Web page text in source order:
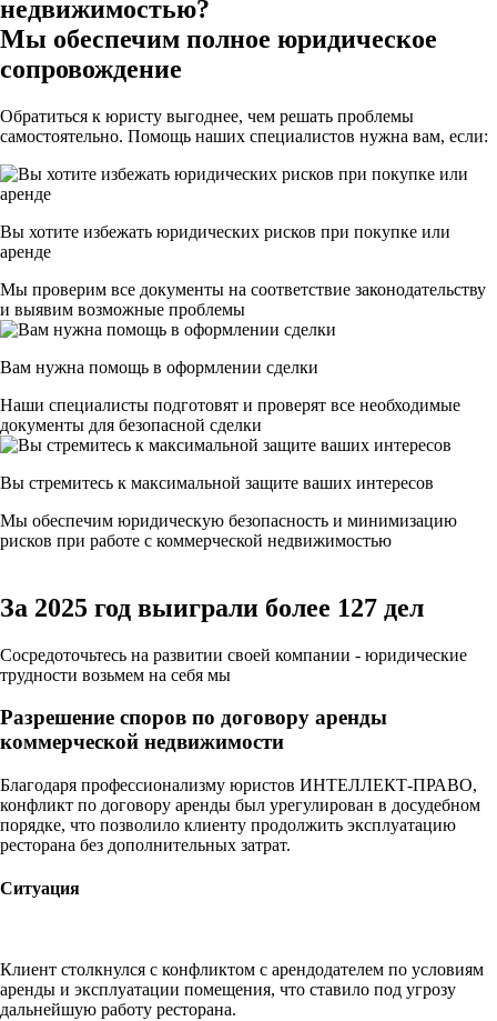
недвижимостью?
Мы обеспечим полное юридическое
сопровождение
Обратиться к юристу выгоднее, чем решать проблемы
самостоятельно. Помощь наших специалистов нужна вам, если:
Вы хотите избежать юридических рисков при покупке или
аренде
Мы проверим все документы на соответствие законодательству
и выявим возможные проблемы
Вам нужна помощь в оформлении сделки
Наши специалисты подготовят и проверят все необходимые
документы для безопасной сделки
Вы стремитесь к максимальной защите ваших интересов
Мы обеспечим юридическую безопасность и минимизацию
рисков при работе с коммерческой недвижимостью
За 2025 год выиграли более 127 дел
Сосредоточьтесь на развитии своей компании - юридические
трудности возьмем на себя мы
Разрешение споров по договору аренды
коммерческой недвижимости
Благодаря профессионализму юристов ИНТЕЛЛЕКТ-ПРАВО,
конфликт по договору аренды был урегулирован в досудебном
порядке, что позволило клиенту продолжить эксплуатацию
ресторана без дополнительных затрат.
Ситуация
Клиент столкнулся с конфликтом с арендодателем по условиям
аренды и эксплуатации помещения, что ставило под угрозу
дальнейшую работу ресторана.